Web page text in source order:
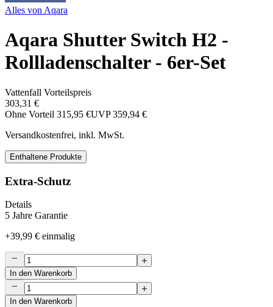
Alles von Aqara
Aqara Shutter Switch H2 -
Rollladenschalter - 6er-Set
Vattenfall Vorteilspreis
303,31 €
Ohne Vorteil 315,95 €UVP 359,94 €
Versandkostenfrei, inkl. MwSt.
Enthaltene Produkte
Extra-Schutz
Details
5 Jahre Garantie
+39,99 € einmalig
In den Warenkorb
In den Warenkorb